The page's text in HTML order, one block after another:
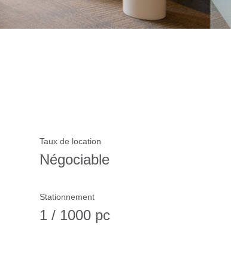
Taux de location
Négociable
Stationnement
1 / 1000 pc